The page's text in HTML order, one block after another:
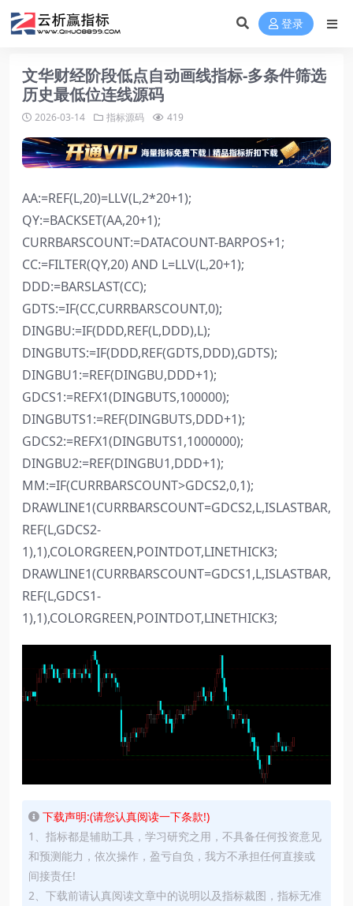
登录
文华财经阶段低点自动画线指标-多条件筛选
历史最低位连线源码
2026-03-14 指标源码 419
AA:=REF(L,20)=LLV(L,2*20+1);
QY:=BACKSET(AA,20+1);
CURRBARSCOUNT:=DATACOUNT-BARPOS+1;
CC:=FILTER(QY,20) AND L=LLV(L,20+1);
DDD:=BARSLAST(CC);
GDTS:=IF(CC,CURRBARSCOUNT,0);
DINGBU:=IF(DDD,REF(L,DDD),L);
DINGBUTS:=IF(DDD,REF(GDTS,DDD),GDTS);
DINGBU1:=REF(DINGBU,DDD+1);
GDCS1:=REFX1(DINGBUTS,100000);
DINGBUTS1:=REF(DINGBUTS,DDD+1);
GDCS2:=REFX1(DINGBUTS1,1000000);
DINGBU2:=REF(DINGBU1,DDD+1);
MM:=IF(CURRBARSCOUNT>GDCS2,0,1);
DRAWLINE1(CURRBARSCOUNT=GDCS2,L,ISLASTBAR,
REF(L,GDCS2-
1),1),COLORGREEN,POINTDOT,LINETHICK3;
DRAWLINE1(CURRBARSCOUNT=GDCS1,L,ISLASTBAR,
REF(L,GDCS1-
1),1),COLORGREEN,POINTDOT,LINETHICK3;
下载声明:(请您认真阅读一下条款!)
1、指标都是辅助工具，学习研究之用，不具备任何投资意见
和预测能力，依次操作，盈亏自负，我方不承担任何直接或
间接责任!
2、下载前请认真阅读文章中的说明以及指标裁图，指标无准